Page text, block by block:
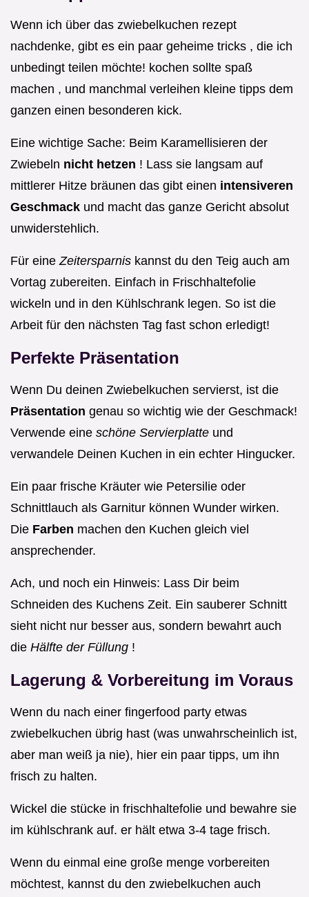
Wenn ich über das zwiebelkuchen rezept
nachdenke, gibt es ein paar geheime tricks , die ich
unbedingt teilen möchte! kochen sollte spaß
machen , und manchmal verleihen kleine tipps dem
ganzen einen besonderen kick.
Eine wichtige Sache: Beim Karamellisieren der
Zwiebeln nicht hetzen ! Lass sie langsam auf
mittlerer Hitze bräunen das gibt einen intensiveren
Geschmack und macht das ganze Gericht absolut
unwiderstehlich.
Für eine Zeitersparnis kannst du den Teig auch am
Vortag zubereiten. Einfach in Frischhaltefolie
wickeln und in den Kühlschrank legen. So ist die
Arbeit für den nächsten Tag fast schon erledigt!
Perfekte Präsentation
Wenn Du deinen Zwiebelkuchen servierst, ist die
Präsentation genau so wichtig wie der Geschmack!
Verwende eine schöne Servierplatte und
verwandele Deinen Kuchen in ein echter Hingucker.
Ein paar frische Kräuter wie Petersilie oder
Schnittlauch als Garnitur können Wunder wirken.
Die Farben machen den Kuchen gleich viel
ansprechender.
Ach, und noch ein Hinweis: Lass Dir beim
Schneiden des Kuchens Zeit. Ein sauberer Schnitt
sieht nicht nur besser aus, sondern bewahrt auch
die Hälfte der Füllung !
Lagerung & Vorbereitung im Voraus
Wenn du nach einer fingerfood party etwas
zwiebelkuchen übrig hast (was unwahrscheinlich ist,
aber man weiß ja nie), hier ein paar tipps, um ihn
frisch zu halten.
Wickel die stücke in frischhaltefolie und bewahre sie
im kühlschrank auf. er hält etwa 3-4 tage frisch.
Wenn du einmal eine große menge vorbereiten
möchtest, kannst du den zwiebelkuchen auch